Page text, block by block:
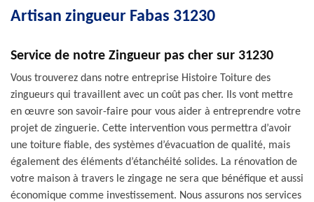
Artisan zingueur Fabas 31230
Service de notre Zingueur pas cher sur 31230
Vous trouverez dans notre entreprise Histoire Toiture des
zingueurs qui travaillent avec un coût pas cher. Ils vont mettre
en œuvre son savoir-faire pour vous aider à entreprendre votre
projet de zinguerie. Cette intervention vous permettra d’avoir
une toiture fiable, des systèmes d’évacuation de qualité, mais
également des éléments d’étanchéité solides. La rénovation de
votre maison à travers le zingage ne sera que bénéfique et aussi
économique comme investissement. Nous assurons nos services